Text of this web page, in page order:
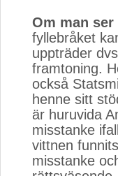
Om man ser
fyllebråket
uppträder
framtoning.
också
henne sitt
är huruvida
misstanke
vittnen
misstanke